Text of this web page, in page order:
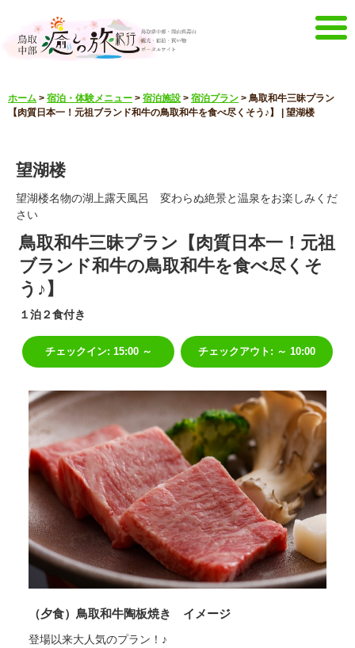
ホーム イベントキャンペーン
見どころ映像
言語選択
English
中文簡体 中文繁體
メルマガ&パンフレット
メルマガ配信
その他のメニュー
鳥取中部観光推進機構 お問い合わせ
リンク 著作権表記
ホーム > 宿泊・体験メニュー > 宿泊施設 > 宿泊プラン > 鳥取和牛三昧プラン
【肉質日本一！元祖ブランド和牛の鳥取和牛を食べ尽くそう♪】 | 望湖楼
望湖楼
望湖楼名物の湖上露天風呂 変わらぬ絶景と温泉をお楽しみくだ
さい
鳥取和牛三昧プラン【肉質日本一！元祖
ブランド和牛の鳥取和牛を食べ尽くそ
う♪】
１泊２食付き
チェックイン: 15:00 ～ チェックアウト : ～ 10:00
（夕食）鳥取和牛陶板焼き イメージ
登場以来大人気のプラン！♪